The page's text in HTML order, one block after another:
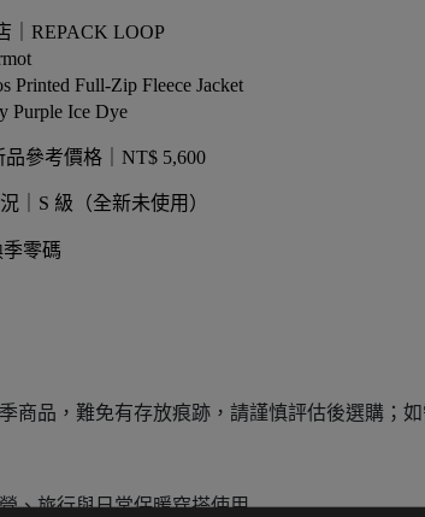
｜REPACK LOOP
Printed Full-Zip Fleece Jacket
Purple Ice Dye
品參考價格｜NT$ 5,600
｜S 級（全新未使用）
零碼
商品，難免有存放痕跡，請謹慎評估後選購；
、旅行與日常保暖穿搭使用